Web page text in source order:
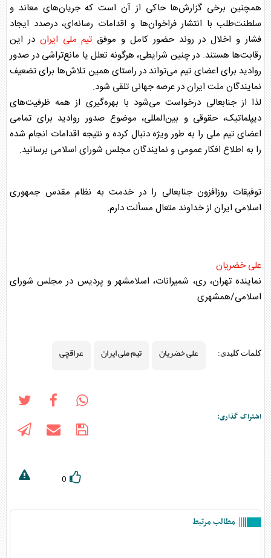
همچنین برخی گزارش‌ها حاکی از آن است که جریان‌های معاند و
سلطنت‌طلب با انتشار فراخوان‌ها و اقدامات رسانه‌ای، درصدد ایجاد
فشار و اخلال در روند حضور کامل و موفق تیم ملی ایران در این
رقابت‌ها هستند. در چنین شرایطی، هرگونه تعلل یا مانع‌تراشی در صدور
روادید برای اعضای تیم می‌تواند در راستای همین تلاش‌ها برای تضعیف
نمایندگان ملت ایران در عرصه جهانی تلقی شود.
لذا از جنابعالی درخواست می‌شود با بهره‌گیری از همه ظرفیت‌های
دیپلماتیک، حقوقی و بین‌المللی، موضوع صدور روادید برای تمامی
اعضای تیم ملی را به طور ویژه دنبال کرده و نتیجه اقدامات انجام شده
را به اطلاع افکار عمومی و نمایندگان مجلس شورای اسلامی برسانید.
توفیقات روزافزون جنابعالی را در خدمت به نظام مقدس جمهوری
اسلامی ایران از خداوند متعال مسألت دارم.
علی خضریان
نماینده تهران، ری، شمیرانات، اسلامشهر و پردیس در مجلس شورای
اسلامی/همشهری
کلمات کلیدی: علی خضریان تیم ملی ایران عراقچی
اشتراک گذاری:
0
مطالب مرتبط